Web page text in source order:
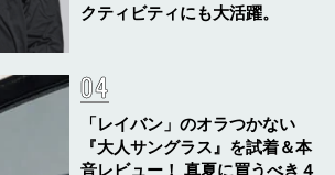
クティビティにも大活躍。
「レイバン」のオラつかない
『大人サングラス』を試着＆本
音レビュー！ 真夏に買うべき４